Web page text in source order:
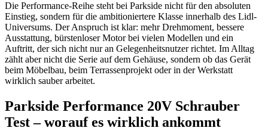
Die Performance-Reihe steht bei Parkside nicht für den absoluten
Einstieg, sondern für die ambitioniertere Klasse innerhalb des Lidl-
Universums. Der Anspruch ist klar: mehr Drehmoment, bessere
Ausstattung, bürstenloser Motor bei vielen Modellen und ein
Auftritt, der sich nicht nur an Gelegenheitsnutzer richtet. Im Alltag
zählt aber nicht die Serie auf dem Gehäuse, sondern ob das Gerät
beim Möbelbau, beim Terrassenprojekt oder in der Werkstatt
wirklich sauber arbeitet.
Parkside Performance 20V Schrauber
Test – worauf es wirklich ankommt